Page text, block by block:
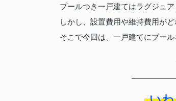
プールつき一戸建てはラグジュ
しかし、設置費用や維持費用が
そこで今回は、一戸建てにプー